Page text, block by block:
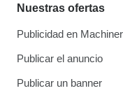
Nuestras ofertas
Publicidad en
Publicar el anuncio
Publicar un banner